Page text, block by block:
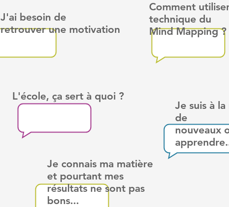
J'ai besoin de
retrouverune motivation
Comment
technique du
Mind Mapping ?
L'école, ça sert à quoi ?
Je suis à
de
nouveaux
Je connais ma matière
et pourtant mes
résultats ne sont pas
bons...